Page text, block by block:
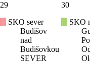
29
SKO sever
Budišov
nad
Budišovkou
SEVER
30
SKO